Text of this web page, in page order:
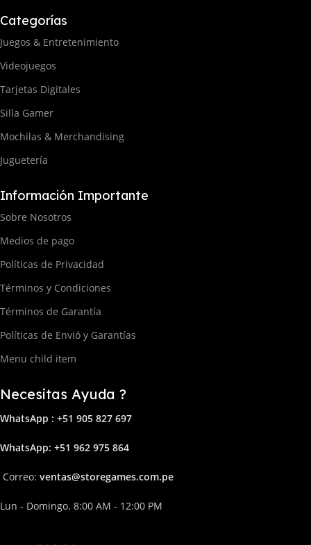
Categorías
Juegos & Entretenimiento
Videojuegos
Tarjetas Digitales
Silla Gamer
Mochilas & Merchandising
Juguetería
Información Importante
Sobre Nosotros
Medios de pago
Políticas de Privacidad
Términos y Condiciones
Términos de Garantía
Políticas de Envió y Garantías
Menu child item
Necesitas Ayuda ?
WhatsApp : +51 905 827 697
WhatsApp: +51 962 975 864
Correo: ventas@storegames.com.pe
Lun - Domingo. 8:00 AM - 12:00 PM